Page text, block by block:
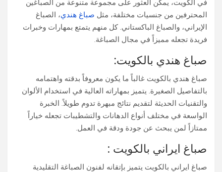
في الكويت، يمكن العثور على مجموعة متنوعة من الصباغين
المحترفين من جنسيات مختلفة، مثل صباغ هندي، الصباغ
الإيراني، والصباغ الباكستاني. كل منهم يتمتع بمهارات وخبرات
فريدة تجعله مميزاً في مجال الصباغة.
صباغ هندي بالكويت:
صباغ هندي بالكويت غالباً ما يكون معروفاً بدقته واهتمامه
بالتفاصيل الصغيرة. يتميز بمهاراته العالية في استخدام الألوان
والتقنيات الحديثة لتقديم نتائج مبهرة تدوم طويلاً. الخبرة
الواسعة في مختلف أنواع الدهانات والتشطيبات تجعله خياراً
ممتازاً لمن يبحث عن جودة ودقة في العمل.
صباغ ايراني بالكويت :
صباغ ايراني بالكويت يتميز بإتقانه لفنون الصباغة التقليدية